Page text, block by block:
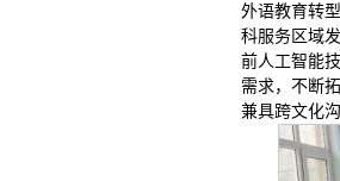
外语教育转
科服务区域
前人工智能
需求，不断
兼具跨文化